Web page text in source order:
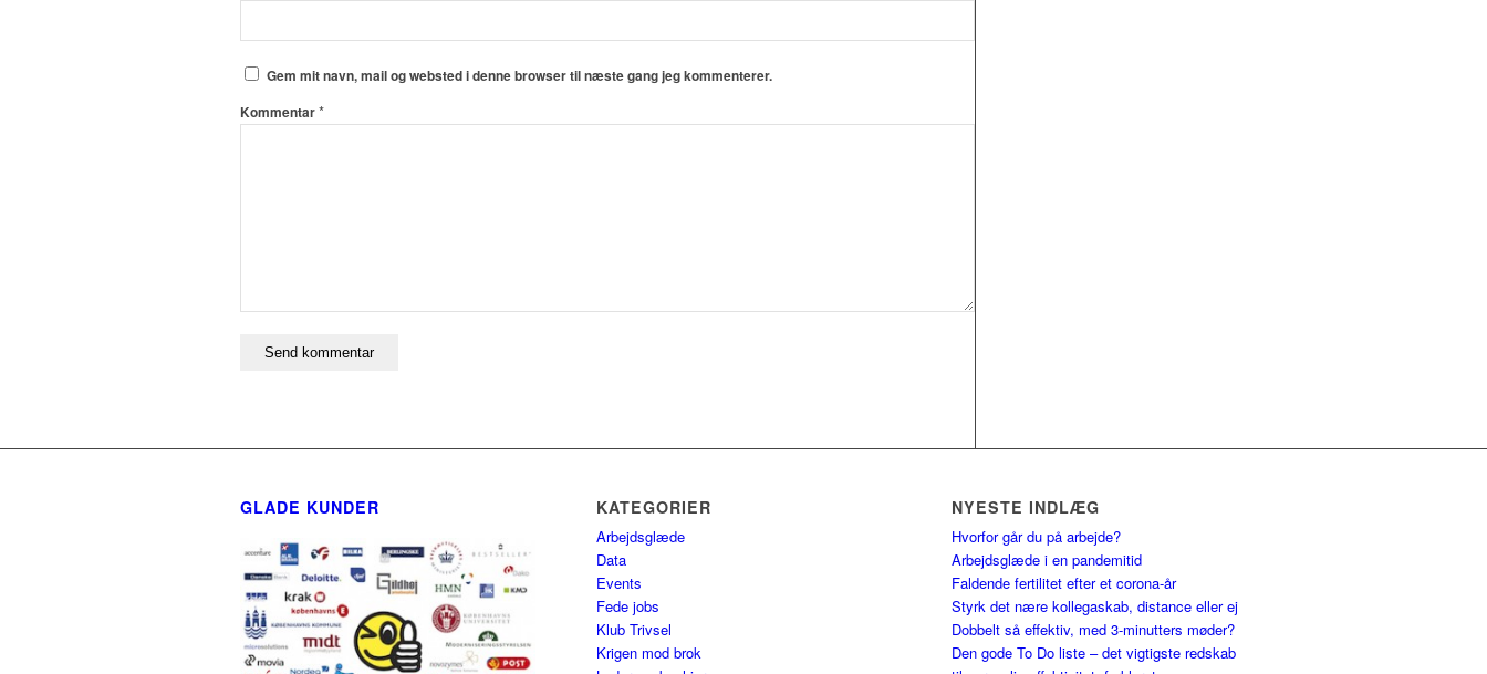
Gem mit navn, mail og websted i denne browser til næste gang jeg kommenterer.
Kommentar*
GLADE KUNDER KATEGORIER
Arbejdsglæde
Data
Events
Fede jobs
Klub Trivsel
Krigen mod brok
NYESTE INDLÆG
Hvorfor går du på arbejde?
Arbejdsglæde i en pandemitid
Faldende fertilitet efter et corona-år
Styrk det nære kollegaskab, distance eller ej
Dobbelt så effektiv, med 3-minutters møder?
Den gode To Do liste – det vigtigste redskab